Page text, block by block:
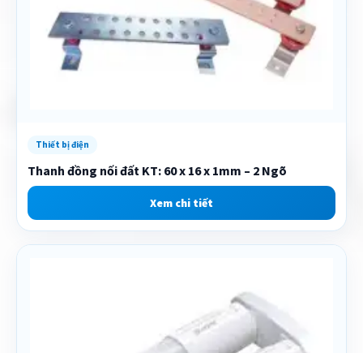
Thiết bị điện
Thanh đồng nối đất KT: 60 x 16 x 1mm – 2 Ngõ
Xem chi tiết